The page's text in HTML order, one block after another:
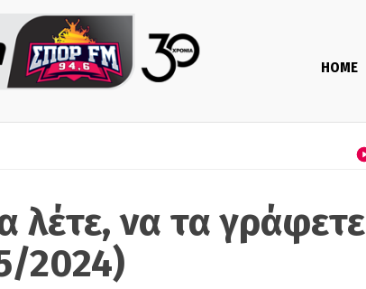
HOME
λέτε, να τα γράφετε
2024)